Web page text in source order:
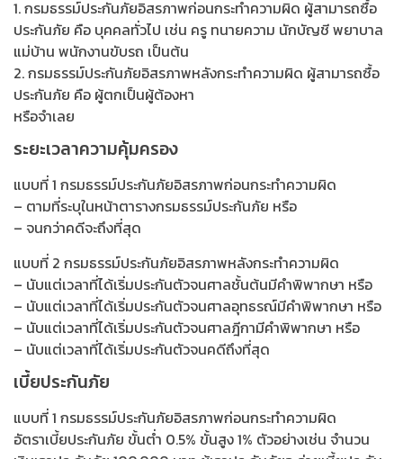
1. กรมธรรม์ประกันภัยอิสรภาพก่อนกระทำความผิด ผู้สามารถซื้อ
ประกันภัย คือ บุคคลทั่วไป เช่น ครู ทนายความ นักบัญชี พยาบาล
แม่บ้าน พนักงานขับรถ เป็นต้น
2. กรมธรรม์ประกันภัยอิสรภาพหลังกระทำความผิด ผู้สามารถซื้อ
ประกันภัย คือ ผู้ตกเป็นผู้ต้องหา
หรือจำเลย
ระยะเวลาความคุ้มครอง
แบบที่ 1 กรมธรรม์ประกันภัยอิสรภาพก่อนกระทำความผิด
– ตามที่ระบุในหน้าตารางกรมธรรม์ประกันภัย หรือ
– จนกว่าคดีจะถึงที่สุด
แบบที่ 2 กรมธรรม์ประกันภัยอิสรภาพหลังกระทำความผิด
– นับแต่เวลาที่ได้เริ่มประกันตัวจนศาลชั้นต้นมีคำพิพากษา หรือ
– นับแต่เวลาที่ได้เริ่มประกันตัวจนศาลอุทธรณ์มีคำพิพากษา หรือ
– นับแต่เวลาที่ได้เริ่มประกันตัวจนศาลฎีกามีคำพิพากษา หรือ
– นับแต่เวลาที่ได้เริ่มประกันตัวจนคดีถึงที่สุด
เบี้ยประกันภัย
แบบที่ 1 กรมธรรม์ประกันภัยอิสรภาพก่อนกระทำความผิด
อัตราเบี้ยประกันภัย ขั้นต่ำ 0.5% ขั้นสูง 1% ตัวอย่างเช่น จำนวน